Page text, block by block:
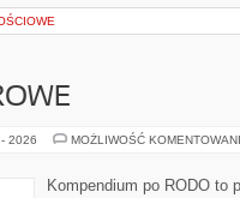
2026 MOŻLIWOŚĆ
Kompendium po RODO to